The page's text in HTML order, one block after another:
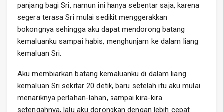
panjang bagi Sri, namun ini hanya sebentar saja, karena
segera terasa Sri mulai sedikit menggerakkan
bokongnya sehingga aku dapat mendorong batang
kemaluanku sampai habis, menghunjam ke dalam liang
kemaluan Sri.
Aku membiarkan batang kemaluanku di dalam liang
kemaluan Sri sekitar 20 detik, baru setelah itu aku mulai
menariknya perlahan-lahan, sampai kira-kira
setengahnya, lalu aku dorongkan dengan lebih cepat